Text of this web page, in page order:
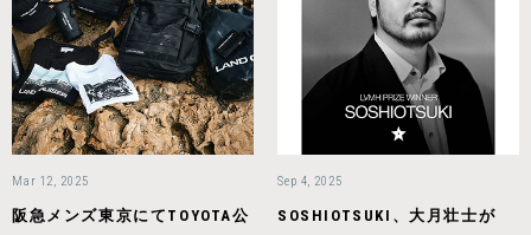
Mar 12, 2025
阪急メンズ東京にてTOYOTA公
Sep 4, 2025
SOSHIOTSUKI、大月壮士が